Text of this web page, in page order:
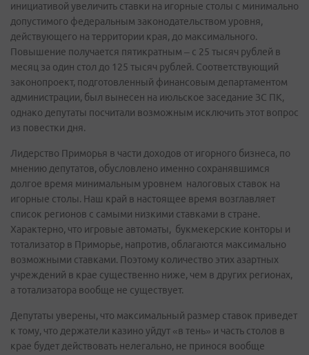
инициативой увеличить ставки на игорные столы с минимально
допустимого федеральным законодательством уровня,
действующего на территории края, до максимального.
Повышение получается пятикратным – с 25 тысяч рублей в
месяц за один стол до 125 тысяч рублей. Соответствующий
законопроект, подготовленный финансовым департаментом
администрации, был вынесен на июльское заседание ЗС ПК,
однако депутаты посчитали возможным исключить этот вопрос
из повестки дня.
Лидерство Приморья в части доходов от игорного бизнеса, по
мнению депутатов, обусловлено именно сохранявшимся
долгое время минимальным уровнем налоговых ставок на
игорные столы. Наш край в настоящее время возглавляет
список регионов с самыми низкими ставками в стране.
Характерно, что игровые автоматы, букмекерские конторы и
тотализатор в Приморье, напротив, облагаются максимально
возможными ставками. Поэтому количество этих азартных
учреждений в крае существенно ниже, чем в других регионах,
а тотализатора вообще не существует.
Депутаты уверены, что максимальный размер ставок приведет
к тому, что держатели казино уйдут «в тень» и часть столов в
крае будет действовать нелегально, не принося вообще